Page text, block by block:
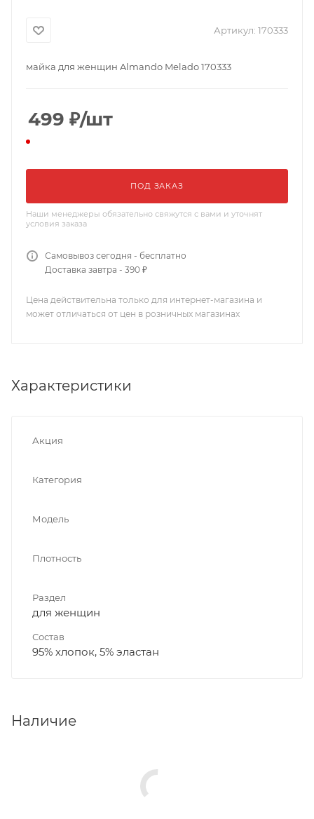
Артикул: 170333
майка для женщин Almando Melado 170333
499 ₽/шт
ПОД ЗАКАЗ
Наши менеджеры обязательно свяжутся с вами и уточнят
условия заказа
Самовывоз сегодня - бесплатно
Доставка завтра - 390 ₽
Цена действительна только для интернет-магазина и
может отличаться от цен в розничных магазинах
Характеристики
Акция
Категория
Модель
Плотность
Раздел
для женщин
Состав
95% хлопок, 5% эластан
Наличие